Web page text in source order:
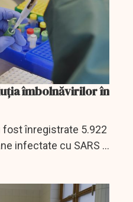
îmbolnăvirilor în
fost înregistrate 5.922
infectate cu SARS –
96 mai puține decât